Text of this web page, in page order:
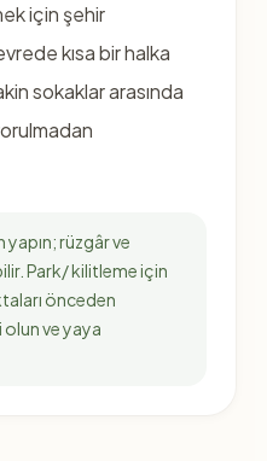
için şehir
kısa bir halka
sokaklar arasında
rüzgâr ve
Park/ kilitleme için
önceden
ve yaya